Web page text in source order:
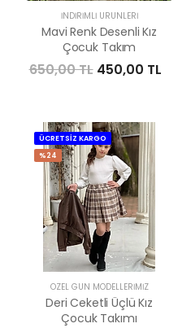
İNDIRIMLI ÜRÜNLERI
Mavi Renk Desenli Kız
Çocuk Takım
650,00 TL 450,00 TL
ÜCRETSİZ KARGO
%24
ÖZEL GÜN MODELLERIMIZ
Deri Ceketli Üçlü Kız
Çocuk Takımı